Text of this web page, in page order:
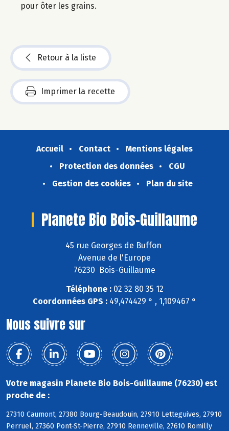
pour ôter les grains.
Retour à la liste
Imprimer la recette
Accueil Contact
Mentions légales
Protection des données
CGU
Gestion des cookies
Plan du site
Planete Bio Bois-Guillaume
45 rue Georges de Buffon
Avenue de l'Europe
76230 Bois-Guillaume
Téléphone :02 32 80 35 12
Coordonnées GPS : 49,474429 ° , 1,109467 °
Nous suivre sur
Votre magasin Planete Bio Bois-Guillaume (76230) est
proche de :
27310 Caumont, 27380 Bourg-Beaudouin, 27910 Letteguives, 27910
Perruel, 27360 Pont-St-Pierre, 27910 Renneville, 27610 Romilly